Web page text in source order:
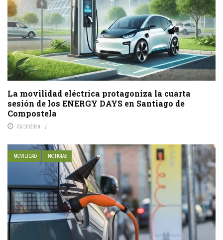
La movilidad eléctrica protagoniza la cuarta
sesión de los ENERGY DAYS en Santiago de
Compostela
05/10/2024
MOVILIDAD NOTICIAS